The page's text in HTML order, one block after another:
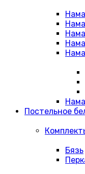
Постельное
Бязь